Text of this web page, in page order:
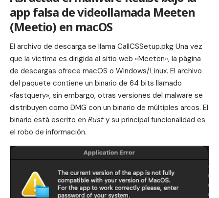
app falsa de videollamada Meeten
(Meetio) en macOS
El archivo de descarga se llama CallCSSetup.pkg Una vez
que la víctima es dirigida al sitio web «Meeten», la página
de descargas ofrece macOS o Windows/Linux. El archivo
del paquete contiene un binario de 64 bits llamado
«fastquery», sin embargo, otras versiones del malware se
distribuyen como DMG con un binario de múltiples arcos. El
binario está escrito en Rust y su principal funcionalidad es
el robo de información.